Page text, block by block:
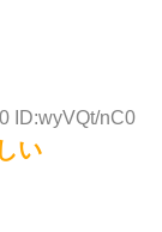
ID:wyVQt/nC0
い